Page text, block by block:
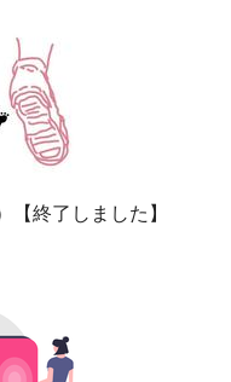
終了しました】